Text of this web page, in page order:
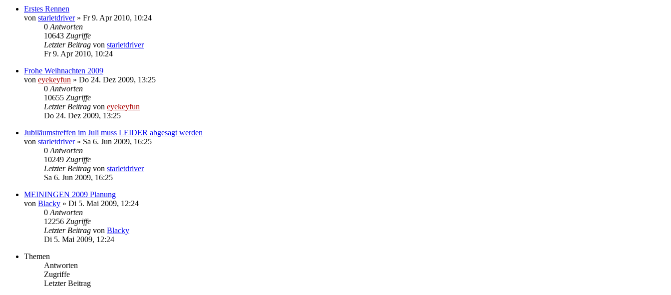
Erstes Rennen
von starletdriver» Fr 9. Apr 2010, 10:24
0 Antworten
10643 Zugriffe
Letzter Beitrag von starletdriver
Fr 9. Apr 2010, 10:24
Frohe Weihnachten 2009
von eyekeyfun » Do 24. Dez 2009, 13:25
0 Antworten
10655 Zugriffe
Letzter Beitrag von eyekeyfun
Do 24. Dez 2009, 13:25
Jubiläumstreffen im Juli muss LEIDER abgesagt werden
von starletdriver» Sa 6. Jun 2009, 16:25
0 Antworten
10249 Zugriffe
Letzter Beitrag von starletdriver
Sa 6. Jun 2009, 16:25
MEININGEN 2009 Planung
von Blacky » Di 5. Mai 2009, 12:24
0 Antworten
12256 Zugriffe
Letzter Beitrag von Blacky
Di 5. Mai 2009, 12:24
Themen
Antworten
Zugriffe
Letzter Beitrag